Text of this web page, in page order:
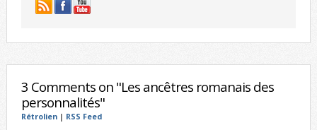
3 Comments on "Les ancêtres romanais des
personnalités"
Rétrolien| RSS Feed